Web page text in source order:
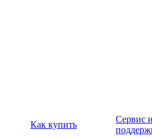
Как купить
Сервис